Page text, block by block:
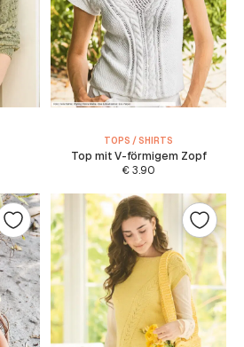
TOPS / SHIRTS
Top mit V-förmigem Zopf
€3.90